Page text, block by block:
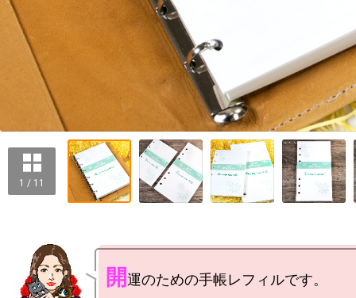
1 / 11
開運のための手帳レフィルです。